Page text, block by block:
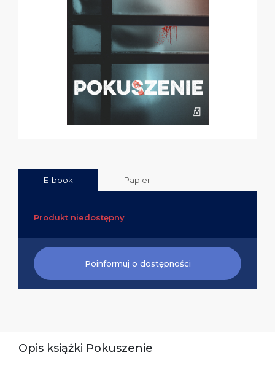
E-book Papier
Produkt niedostępny
Poinformuj o dostępności
Opis książki Pokuszenie